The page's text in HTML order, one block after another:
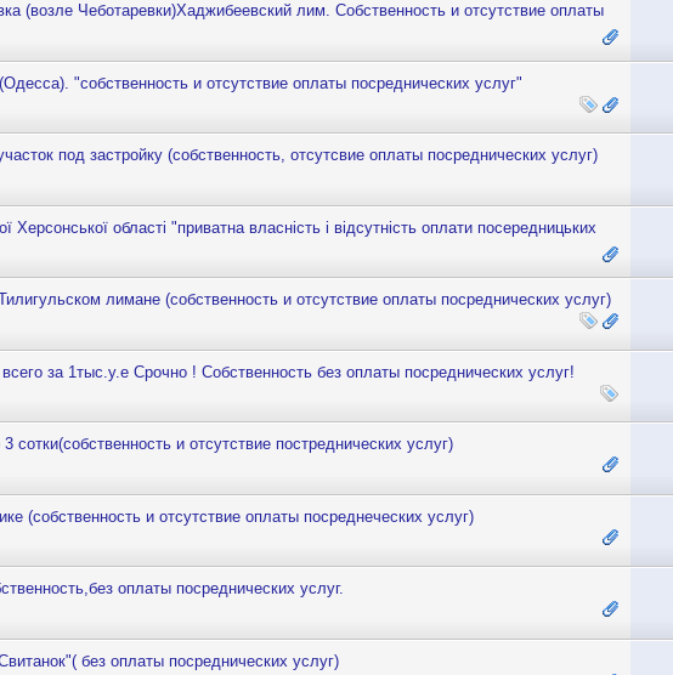
(возле Чеботаревки)Хаджибеевский лим. Собственность и отсутствие оплаты
"собственность и отсутствие оплаты посреднических услуг"
под застройку (собственность, отсутсвие оплаты посреднических услуг)
областi "приватна власність і відсутність оплати посередницьких
лимане (собственность и отсутствие оплаты посреднических услуг)
за 1тыс.у.е Срочно ! Собственность без оплаты посреднических услуг!
и отсутствие постреднических услуг)
(собственность и отсутствие оплаты посреднеческих услуг)
оплаты посреднических услуг.
без оплаты посреднических услуг)